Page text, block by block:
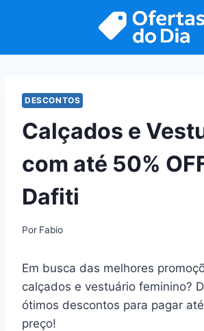
DESCONTOS
Calçados e
com até 50%
Dafiti
Por Fabio
Em busca das melhores
calçados e vestuário feminino?
ótimos descontos para pagar
preço!